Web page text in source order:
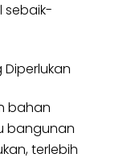
sebaik-
bahan
bangunan
terlebih